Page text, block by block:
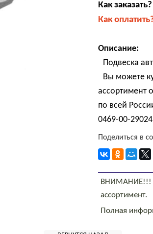
Как заказать?
Как
Описание:
Подвеска
Вы можете
ассортимент
по всей
0469-00-
Поделиться в
ВНИМАНИЕ!!!
ассортимент.
Полная